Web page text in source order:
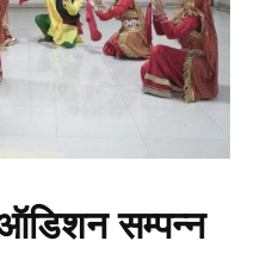
सम्पन्न